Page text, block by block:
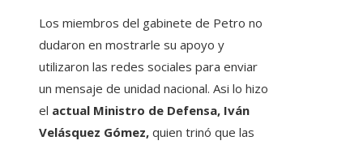
Los miembros del gabinete de Petro no
dudaron en mostrarle su apoyo y
utilizaron las redes sociales para enviar
un mensaje de unidad nacional. Asi lo hizo
el actual Ministro de Defensa, Iván
Velásquez Gómez, quien trinó que las